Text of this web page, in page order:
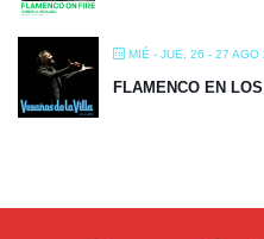
MIÉ - JUE, 26 - 27 AGO
FLAMENCO EN